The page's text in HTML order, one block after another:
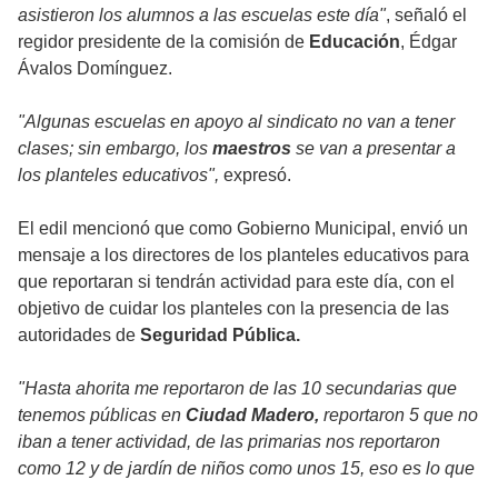
asistieron los alumnos a las escuelas este día", señaló el
regidor presidente de la comisión de Educación, Édgar
Ávalos Domínguez.
"Algunas escuelas en apoyo al sindicato no van a tener
clases; sin embargo, los maestros se van a presentar a
los planteles educativos", expresó.
El edil mencionó que como Gobierno Municipal, envió un
mensaje a los directores de los planteles educativos para
que reportaran si tendrán actividad para este día, con el
objetivo de cuidar los planteles con la presencia de las
autoridades de Seguridad Pública.
"Hasta ahorita me reportaron de las 10 secundarias que
tenemos públicas en Ciudad Madero, reportaron 5 que no
iban a tener actividad, de las primarias nos reportaron
como 12 y de jardín de niños como unos 15, eso es lo que